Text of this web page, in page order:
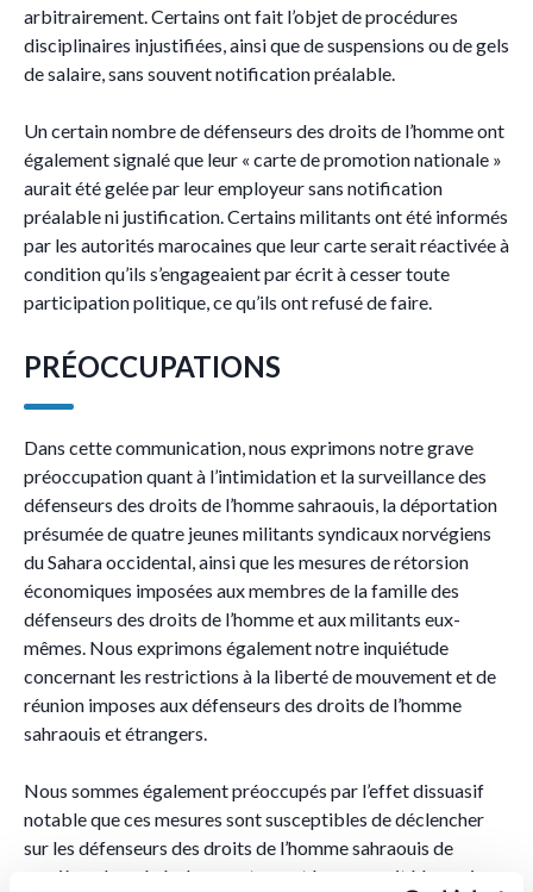
arbitrairement. Certains ont fait l’objet de procédures
disciplinaires injustifiées, ainsi que de suspensions ou de gels
de salaire, sans souvent notification préalable.
Un certain nombre de défenseurs des droits de l’homme ont
également signalé que leur « carte de promotion nationale »
aurait été gelée par leur employeur sans notification
préalable ni justification. Certains militants ont été informés
par les autorités marocaines que leur carte serait réactivée à
condition qu’ils s’engageaient par écrit à cesser toute
participation politique, ce qu’ils ont refusé de faire.
PRÉOCCUPATIONS
Dans cette communication, nous exprimons notre grave
préoccupation quant à l’intimidation et la surveillance des
défenseurs des droits de l’homme sahraouis, la déportation
présumée de quatre jeunes militants syndicaux norvégiens
du Sahara occidental, ainsi que les mesures de rétorsion
économiques imposées aux membres de la famille des
défenseurs des droits de l’homme et aux militants eux-
mêmes. Nous exprimons également notre inquiétude
concernant les restrictions à la liberté de mouvement et de
réunion imposes aux défenseurs des droits de l’homme
sahraouis et étrangers.
Nous sommes également préoccupés par l’effet dissuasif
notable que ces mesures sont susceptibles de déclencher
sur les défenseurs des droits de l’homme sahraouis de
manière plus générale, en entravant leur capacité à exprimer